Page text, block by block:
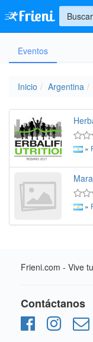
Ingresar
Eventos
Inicio Argentina
»
»
Frieni.com - Vive
Contáctanos